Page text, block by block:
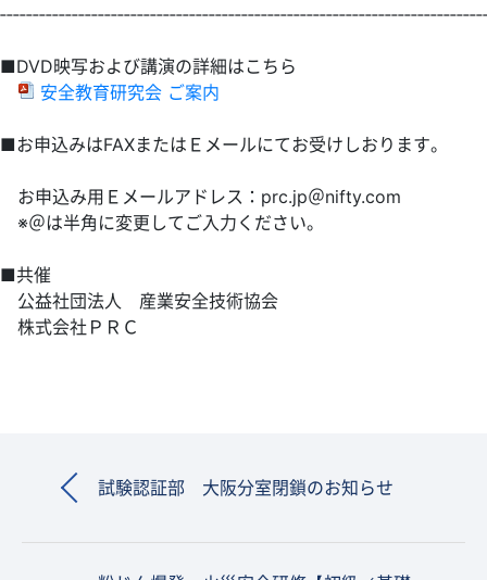
■DVD映写および講演の詳細はこちら
安全教育研究会 ご案内
■お申込みはFAXまたはＥメールにてお受けしおります。
お申込み用Ｅメールアドレス：prc.jp＠nifty.com
※＠は半角に変更してご入力ください。
■共催
公益社団法人 産業安全技術協会
株式会社ＰＲＣ
試験認証部 大阪分室閉鎖のお知らせ